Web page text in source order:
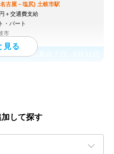
古屋－塩尻) 土岐市駅
＋交通費支給
・パート
市
応募終了日：
して探す